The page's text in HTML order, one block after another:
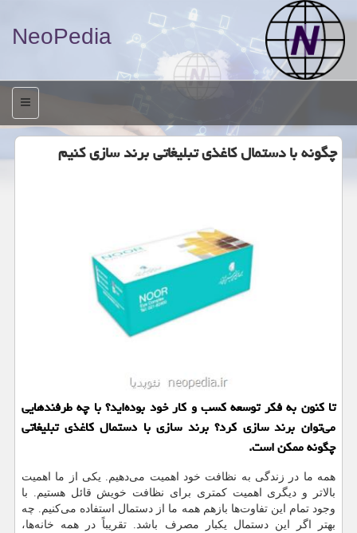
NeoPedia
منو
چگونه با دستمال كاغذی تبلیغاتی برند سازی كنیم
تا كنون به فكر توسعه كسب و كار خود بوده‌اید؟ با چه طرفندهایی
می‌توان برند سازی كرد؟ برند سازی با دستمال كاغذی تبلیغاتی
چگونه ممكن است.
همه ما در زندگی به نظافت خود اهمیت می‌دهیم. یکی از ما اهمیت
بالاتر و دیگری اهمیت کمتری برای نظافت خویش قائل هستیم. با
وجود تمام این تفاوت‌ها بازهم همه ما از دستمال استفاده می‌کنیم. چه
بهتر اگر این دستمال یکبار مصرف باشد. تقریباً در همه خانه‌ها،